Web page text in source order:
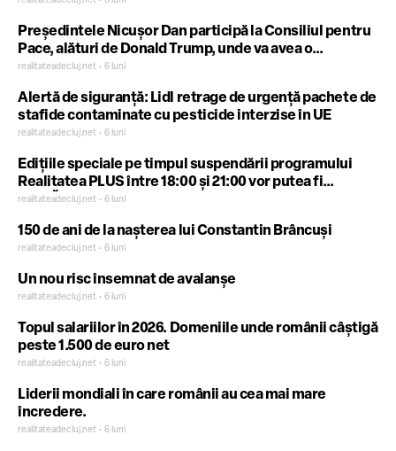
Președintele Nicușor Dan participă la Consiliul pentru
Pace, alături de Donald Trump, unde va avea o
intervenție
realitateadecluj.net • 6 luni
Alertă de siguranță: Lidl retrage de urgență pachete de
stafide contaminate cu pesticide interzise în UE
realitateadecluj.net • 6 luni
Edițiile speciale pe timpul suspendării programului
Realitatea PLUS între 18:00 și 21:00 vor putea fi
URMĂRITE ONLINE
realitateadecluj.net • 6 luni
150 de ani de la nașterea lui Constantin Brâncuși
realitateadecluj.net • 6 luni
Un nou risc însemnat de avalanșe
realitateadecluj.net • 6 luni
Topul salariilor în 2026. Domeniile unde românii câștigă
peste 1.500 de euro net
realitateadecluj.net • 6 luni
Liderii mondiali în care românii au cea mai mare
încredere.
realitateadecluj.net • 6 luni